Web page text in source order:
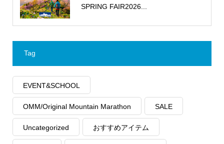
SPRING FAIR2026...
Tag
EVENT&SCHOOL
OMM/Original Mountain Marathon SALE
Uncategorized おすすめアイテム